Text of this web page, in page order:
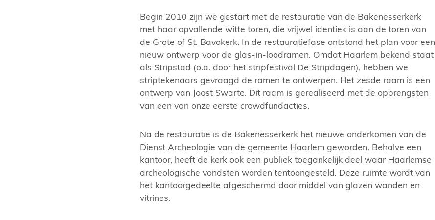
Begin 2010 zijn we gestart met de restauratie van de Bakenesserkerk
met haar opvallende witte toren, die vrijwel identiek is aan de toren van
de Grote of St. Bavokerk. In de restauratiefase ontstond het plan voor een
nieuw ontwerp voor de glas-in-loodramen. Omdat Haarlem bekend staat
als Stripstad (o.a. door het stripfestival De Stripdagen), hebben we
striptekenaars gevraagd de ramen te ontwerpen. Het zesde raam is een
ontwerp van Joost Swarte. Dit raam is gerealiseerd met de opbrengsten
van een van onze eerste crowdfundacties.
Na de restauratie is de Bakenesserkerk het nieuwe onderkomen van de
Dienst Archeologie van de gemeente Haarlem geworden. Behalve een
kantoor, heeft de kerk ook een publiek toegankelijk deel waar Haarlemse
archeologische vondsten worden tentoongesteld. Deze ruimte wordt van
het kantoorgedeelte afgeschermd door middel van glazen wanden en
vitrines.